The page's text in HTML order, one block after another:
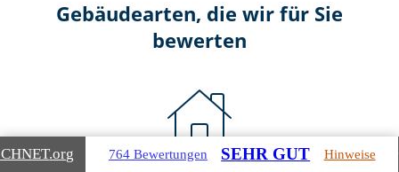
Gebäudearten, die wir für Sie
bewerten
.org 764 Bewertungen SEHR GUT Hinweise